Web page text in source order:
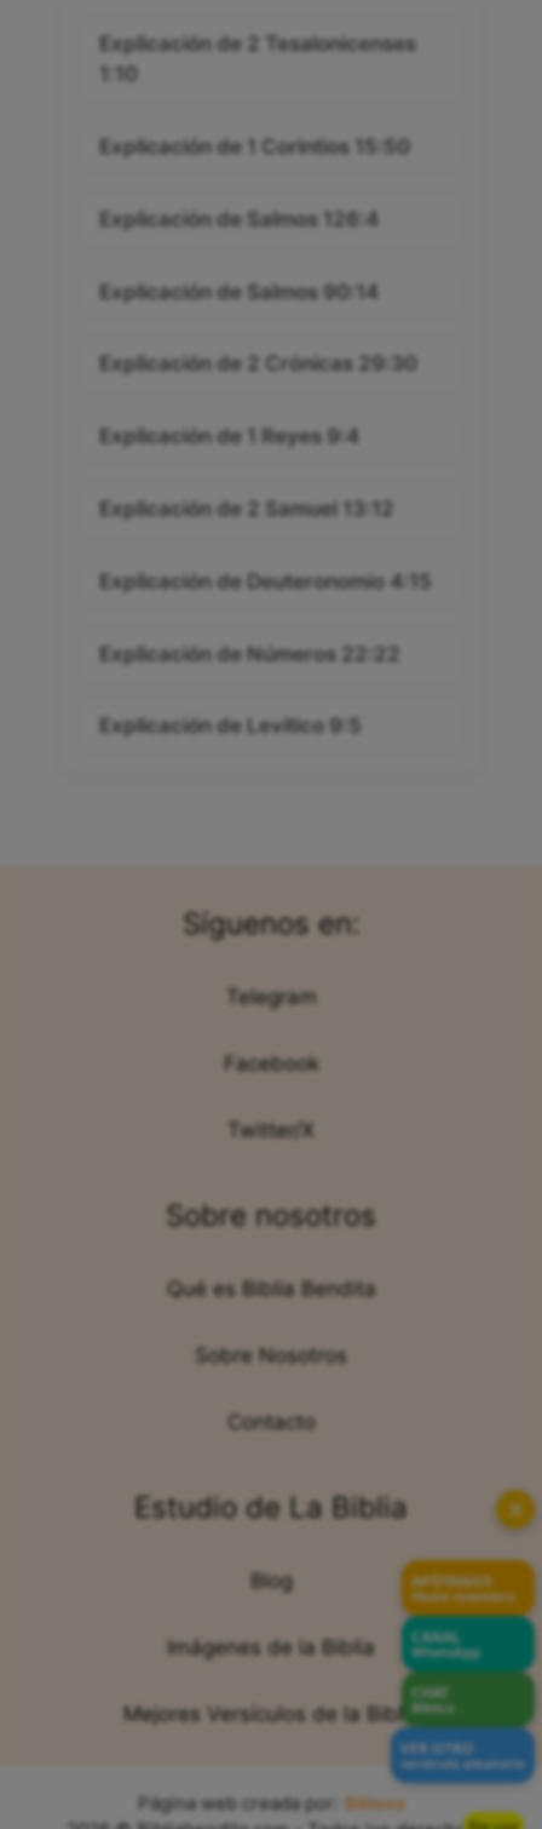
Explicación de 2 Tesalonicenses
Explicación de 1 Corintios 15:50
Explicación de Salmos 126:4
Explicación de Salmos 90:14
Explicación de 2 Crónicas 29:30
Explicación de 1 Reyes 9:4
Explicación de 2 Samuel 13:12
Explicación de Deuteronomio 4:15
Explicación de Números 22:22
Explicación de Levítico 9:5
Síguenos en:
Telegram
Facebook
Twitter/X
Sobre nosotros
Qué es Biblia Bendita
Sobre Nosotros
Contacto
Estudio de La Biblia
Blog
Imágenes de la Biblia
Mejores Versículos de la Biblia
Página web creada por:
Sitiova
✕
APÓYANOS
Hazte miembro
CANAL
WhatsApp
CHAT
Bíblico
VER OTRO
versículo aleatorio